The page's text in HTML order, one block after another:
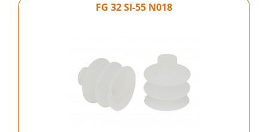
FG 32 SI-55 N018